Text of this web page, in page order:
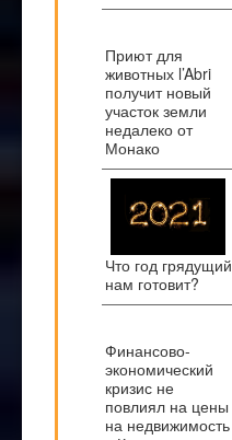
Приют для
животных l’Abri
получит новый
участок земли
недалеко от
Монако
Что год грядущий
нам готовит?
Финансово-
экономический
кризис не
повлиял на цены
на недвижимость